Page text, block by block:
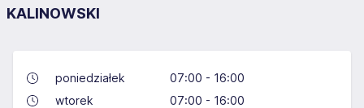
KALINOWSKI
poniedziałek
07:00 - 16:00
wtorek
07:00 - 16:00